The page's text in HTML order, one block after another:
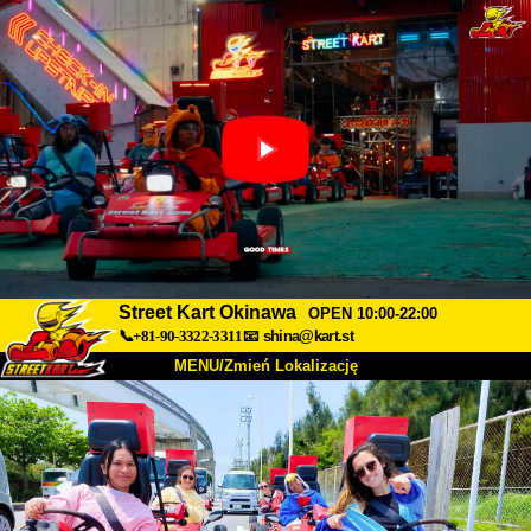
Street Kart Okinawa
OPEN 10:00-22:00
📞+81-90-3322-3311📧 shina@kart.st
MENU/Zmień Lokalizację
TOP
O nas Specyfikacja Cena
Dojazd Opinie FAQ